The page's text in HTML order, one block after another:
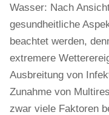
Wasser: Nach
gesundheitliche
beachtet werden,
extremere
Ausbreitung von
Zunahme von
zwar viele Faktoren